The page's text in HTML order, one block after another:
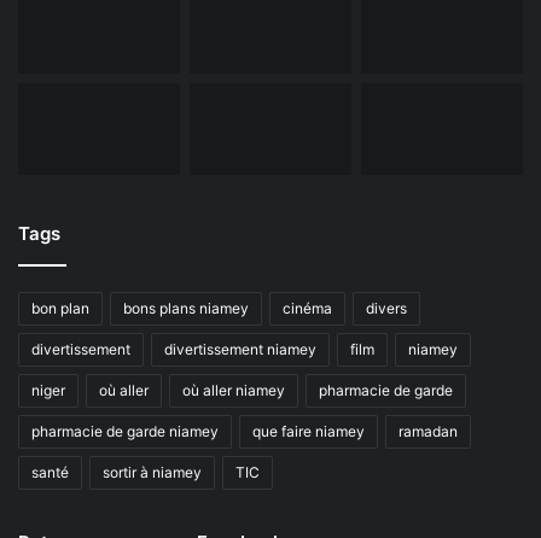
Tags
bon plan bons plans niamey cinéma divers
divertissement divertissement niamey film niamey
niger où aller où aller niamey pharmacie de garde
pharmacie de garde niamey que faire niamey ramadan
santé sortir à niamey TIC